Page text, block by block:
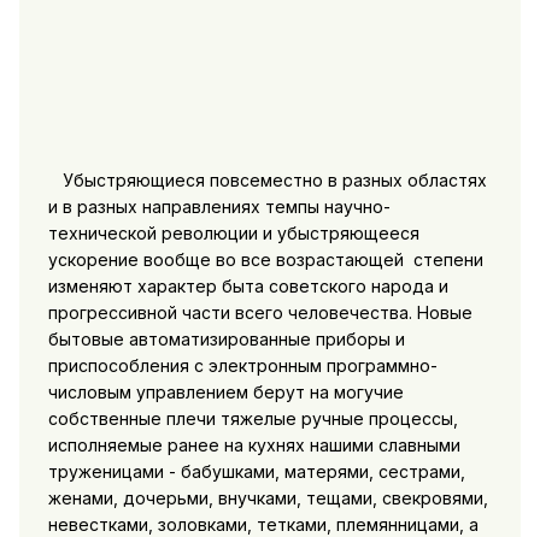
Убыстряющиеся повсеместно в разных областях
и в разных направлениях темпы научно-
технической революции и убыстряющееся
ускорение вообще во все возрастающей степени
изменяют характер быта советского народа и
прогрессивной части всего человечества. Новые
бытовые автоматизированные приборы и
приспособления с электронным программно-
числовым управлением берут на могучие
собственные плечи тяжелые ручные процессы,
исполняемые ранее на кухнях нашими славными
труженицами - бабушками, матерями, сестрами,
женами, дочерьми, внучками, тещами, свекровями,
невестками, золовками, тетками, племянницами, а